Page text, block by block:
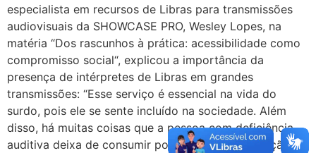
especialista em recursos de Libras para transmissões
audiovisuais da SHOWCASE PRO, Wesley Lopes, na
matéria “Dos rascunhos à prática: acessibilidade como
compromisso social“, explicou a importância da
presença de intérpretes de Libras em grandes
transmissões: “Esse serviço é essencial na vida do
surdo, pois ele se sente incluído na sociedade. Além
disso, há muitas coisas que a pessoa com deficiência
auditiva deixa de consumir por não ter interpretação